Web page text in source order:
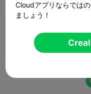

Cloudアプリならでは
ましょう！